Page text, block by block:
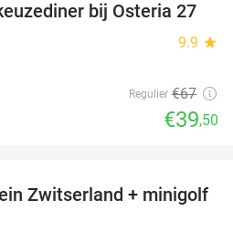
41%
bij Osteria 27
9.9 star
Regulier €67
€39,50
38%
Zwitserland + minigolf